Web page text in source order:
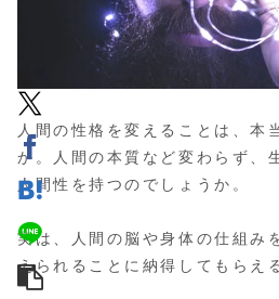
人間の性格を変えることは、本
か。人間の本質など変わらず、
人間性を持つのでしょうか。
実は、人間の脳や身体の仕組み
えられることに納得してもらえ